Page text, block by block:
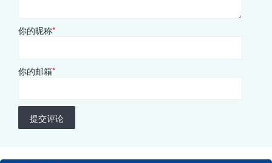
你的昵称*
你的邮箱*
提交评论